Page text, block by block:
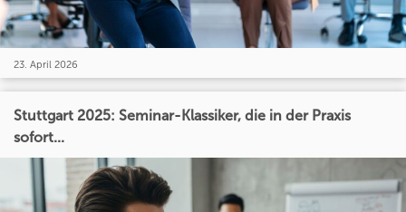
23. April 2026
Stuttgart 2025: Seminar-Klassiker, die in der Praxis
sofort...